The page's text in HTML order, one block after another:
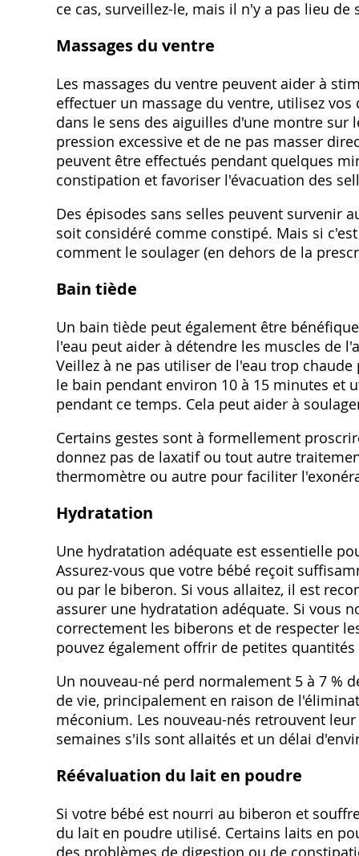
ce cas, surveillez-le, mais il n'y a pas lieu de
Massages du ventre
Les massages du ventre peuvent aider à
effectuer un massage du ventre, utilisez
dans le sens des aiguilles d'une montre sur
pression excessive et de ne pas masser
peuvent être effectués pendant quelques
constipation et favoriser l'évacuation des
Des épisodes sans selles peuvent survenir
soit considéré comme constipé. Mais si
comment le soulager (en dehors de la
Bain tiède
Un bain tiède peut également être
l'eau peut aider à détendre les muscles de
Veillez à ne pas utiliser de l'eau trop
le bain pendant environ 10 à 15 minutes et
pendant ce temps. Cela peut aider à
Certains gestes sont à formellement
donnez pas de laxatif ou tout autre
thermomètre ou autre pour faciliter
Hydratation
Une hydratation adéquate est essentielle
Assurez-vous que votre bébé reçoit
ou par le biberon. Si vous allaitez, il est
assurer une hydratation adéquate. Si vous
correctement les biberons et de respecter
pouvez également offrir de petites
Un nouveau-né perd normalement 5 à 7 %
de vie, principalement en raison de
méconium. Les nouveau-nés retrouvent
semaines s'ils sont allaités et un délai
Réévaluation du lait en poudre
Si votre bébé est nourri au biberon et
du lait en poudre utilisé. Certains laits en